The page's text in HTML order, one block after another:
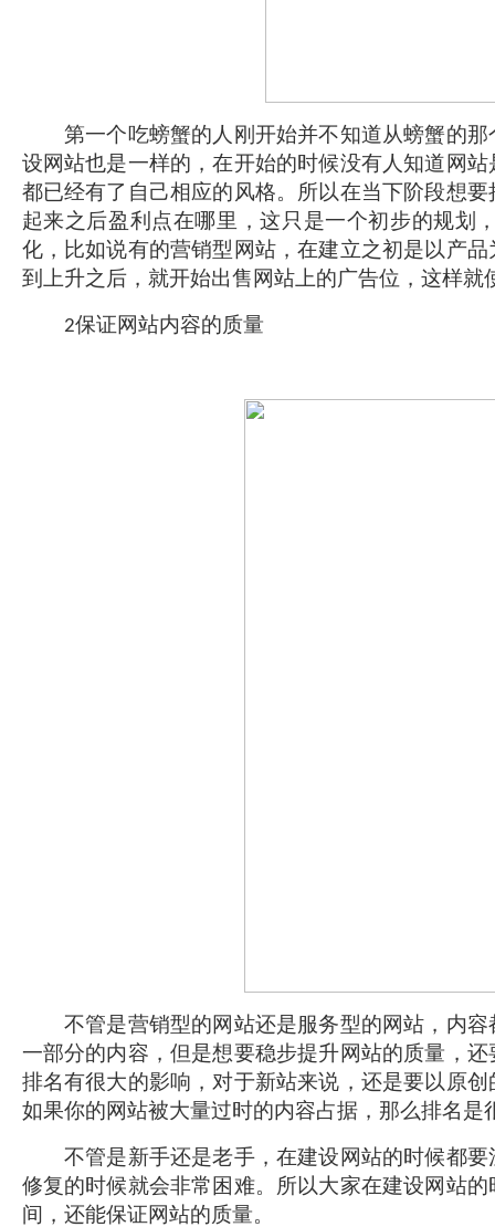
第一个吃螃蟹的人刚开始并不知道从螃蟹的那
设网站也是一样的，在开始的时候没有人知道网
都已经有了自己相应的风格。所以在当下阶段想
起来之后盈利点在哪里，这只是一个初步的规划
化，比如说有的营销型网站，在建立之初是以产
到上升之后，就开始出售网站上的广告位，这样就
2保证网站内容的质量
不管是营销型的网站还是服务型的网站，内容
一部分的内容，但是想要稳步提升网站的质量，
排名有很大的影响，对于新站来说，还是要以原
如果你的网站被大量过时的内容占据，那么排名是
不管是新手还是老手，在建设网站的时候都要
修复的时候就会非常困难。所以大家在建设网站
间，还能保证网站的质量。